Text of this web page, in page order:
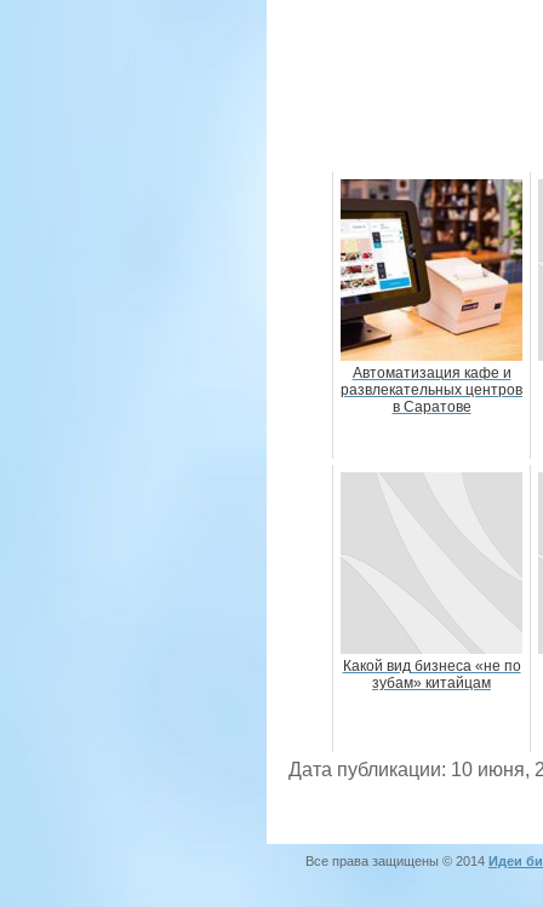
Автоматизация кафе и
развлекательных центров
в Саратове
Какой вид бизнеса «не по
зубам» китайцам
Дата публикации: 10 июня,
Все права защищены © 2014 Идеи